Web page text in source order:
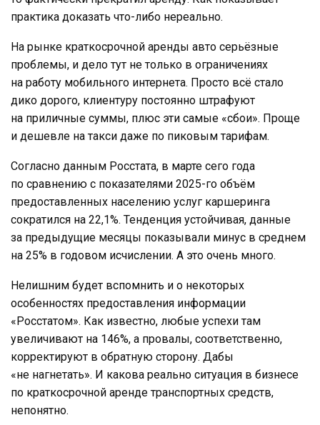
практика доказать что-либо нереально.
На рынке краткосрочной аренды авто серьёзные
проблемы, и дело тут не только в ограничениях
на работу мобильного интернета. Просто всё стало
дико дорого, клиентуру постоянно штрафуют
на приличные суммы, плюс эти самые «сбои». Проще
и дешевле на такси даже по пиковым тарифам.
Согласно данным Росстата, в марте сего года
по сравнению с показателями 2025-го объём
предоставленных населению услуг каршеринга
сократился на 22,1%. Тенденция устойчивая, данные
за предыдущие месяцы показывали минус в среднем
на 25% в годовом исчислении. А это очень много.
Нелишним будет вспомнить и о некоторых
особенностях предоставления информации
«Росстатом». Как известно, любые успехи там
увеличивают на 146%, а провалы, соответственно,
корректируют в обратную сторону. Дабы
«не нагнетать». И какова реально ситуация в бизнесе
по краткосрочной аренде транспортных средств,
непонятно.